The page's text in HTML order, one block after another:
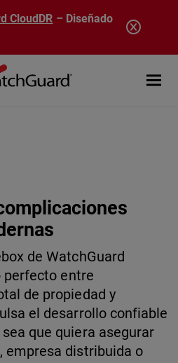
CloudDR – Diseñado
Open
de WatchGuard
perfecto entre
de propiedad y
el desarrollo confiable
que quiera asegurar
empresa distribuida o